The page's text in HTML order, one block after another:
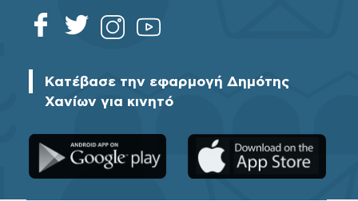
Κατέβασε την εφαρμογή Δημότης
Χανίων για κινητό